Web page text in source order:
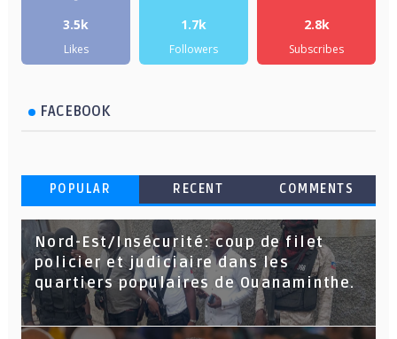
3.5k
Likes
1.7k
Followers
2.8k
Subscribes
FACEBOOK
POPULAR RECENT COMMENTS
Nord-Est/Insécurité: coup de filet
policier et judiciaire dans les
quartiers populaires de Ouanaminthe.